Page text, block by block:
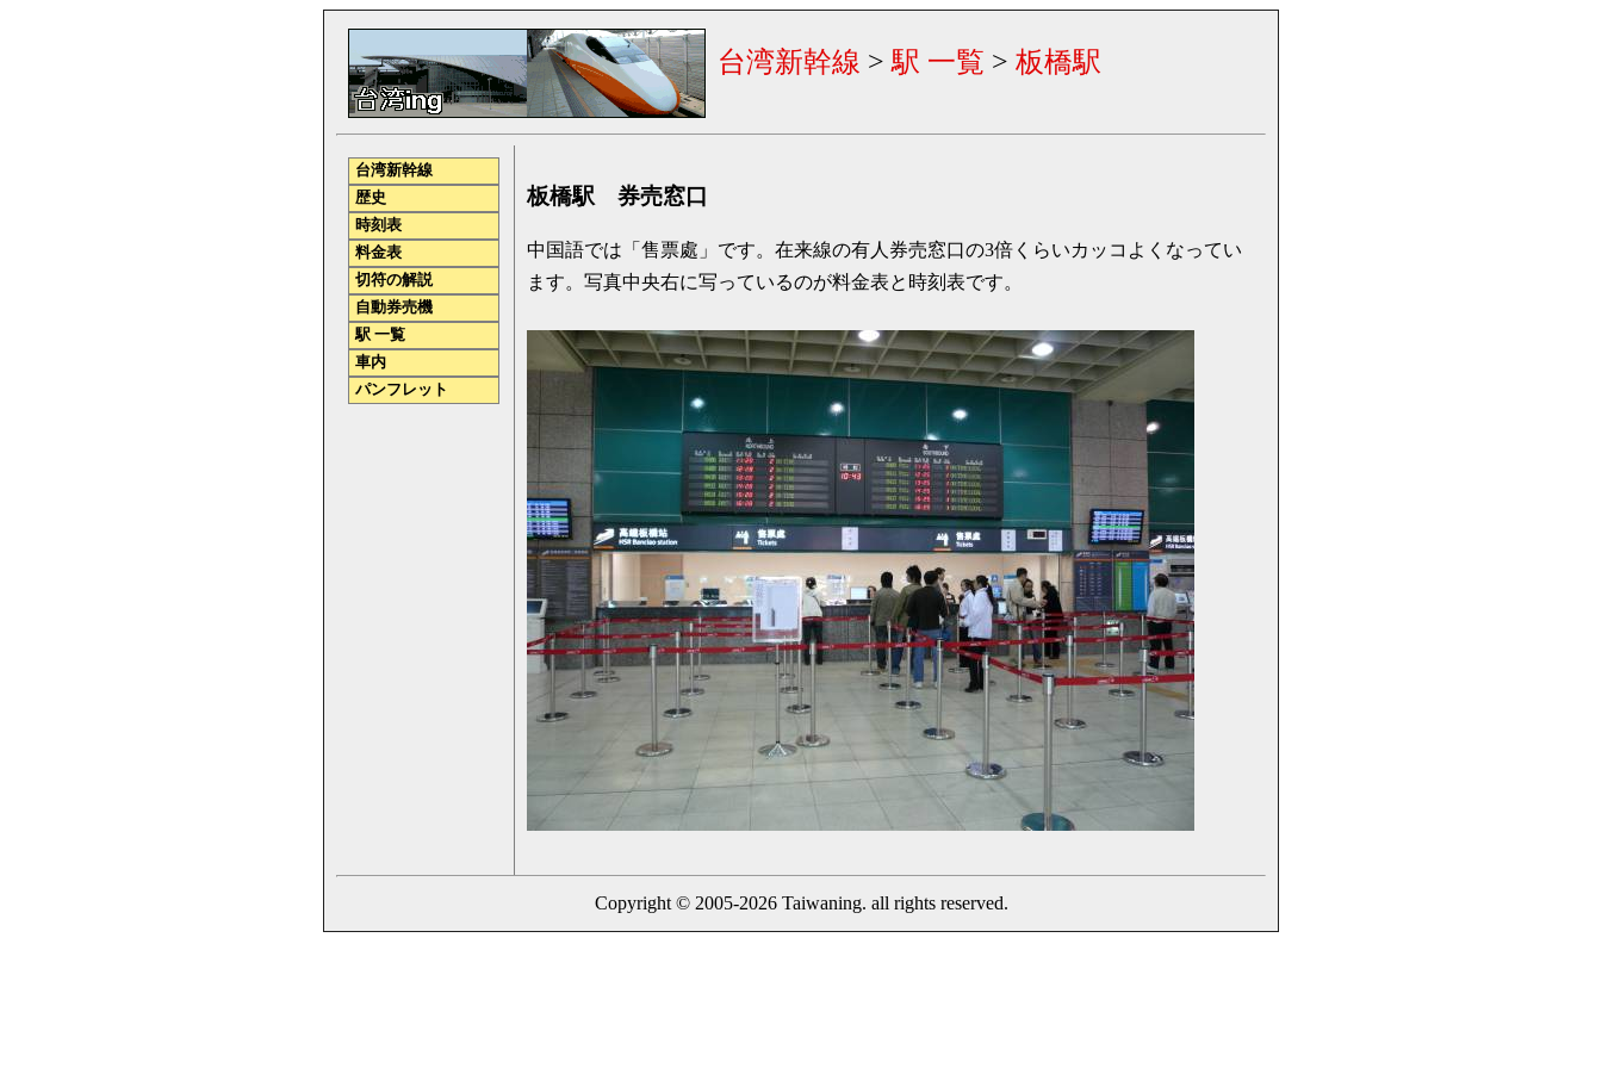
台湾新幹線 >駅 一覧 > 板橋駅
板橋駅 券売窓口
中国語では「售票處」です。在来線の有人券売窓口の3倍くらいカッコよくなってい
ます。写真中央右に写っているのが料金表と時刻表です。
台湾新幹線
歴史
時刻表
料金表
切符の解説
自動券売機
駅 一覧
車内
パンフレット
Copyright © 2005-2026 Taiwaning. all rights reserved.